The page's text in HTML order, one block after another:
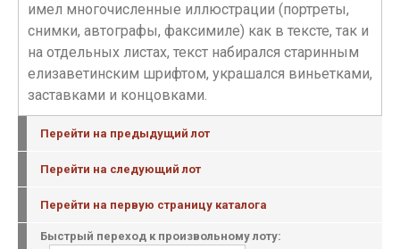
имел многочисленные иллюстрации (портреты,
снимки, автографы, факсимиле) как в тексте, так и
на отдельных листах, текст набирался старинным
елизаветинским шрифтом, украшался виньетками,
заставками и концовками.
Перейти на предыдущий лот
Перейти на следующий лот
Перейти на первую страницу каталога
Быстрый переход к произвольному лоту: